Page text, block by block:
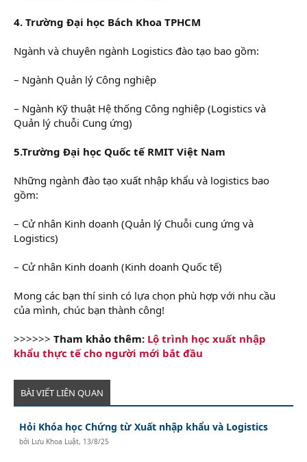
4. Trường Đại học Bách Khoa TPHCM
Ngành và chuyên ngành Logistics đào tạo bao gồm:
– Ngành Quản lý Công nghiệp
– Ngành Kỹ thuật Hệ thống Công nghiệp (Logistics và
Quản lý chuỗi Cung ứng)
5.Trường Đại học Quốc tế RMIT Việt Nam
Những ngành đào tạo xuất nhập khẩu và logistics bao
gồm:
– Cử nhân Kinh doanh (Quản lý Chuỗi cung ứng và
Logistics)
– Cử nhân Kinh doanh (Kinh doanh Quốc tế)
Mong các bạn thí sinh có lựa chọn phù hợp với nhu cầu
của mình, chúc bạn thành công!
>>>>>> Tham khảo thêm: Lộ trình học xuất nhập
khẩu thực tế cho người mới bắt đầu
BÀI VIẾT LIÊN QUAN
Hỏi Khóa học Chứng từ Xuất nhập khẩu và Logistics
bởi Lưu Khoa Luật, 13/8/25